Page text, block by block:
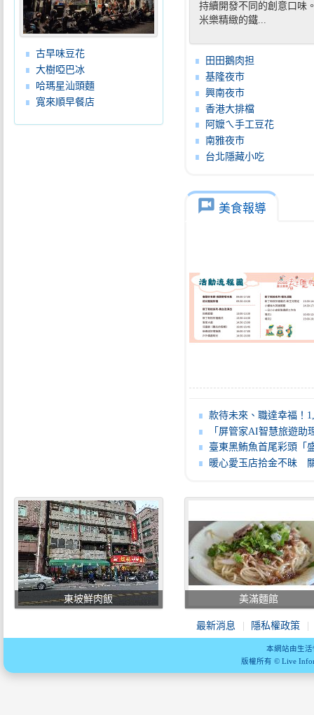
古早味豆花
大樹啞巴冰
哈瑪星汕頭麵
寬來順早餐店
持續開發不同的創意口味
米樂精緻的鐵...
田田鵝肉担
基隆夜市
興南夜市
香港大排檔
阿嬤ㄟ手工豆花
南雅夜市
台北隱藏小吃
voice_chat 美食報導
款待未來、職達幸福！1,150職缺齊發4月17日北市府中庭打造餐旅
「屏管家AI智慧旅遊助理」串聯旅遊服務 打造屏東智慧觀
臺東黑鮪魚首尾彩頭「盛泰豐號」漁船勇奪 縣府頒發20
暖心愛玉店拾金不昧 關山警20分鐘發還遺失1萬7千
東坡鮮肉飯 美滿麵館
最新消息 隱私權政策
本網站由生
版權所有 © Live